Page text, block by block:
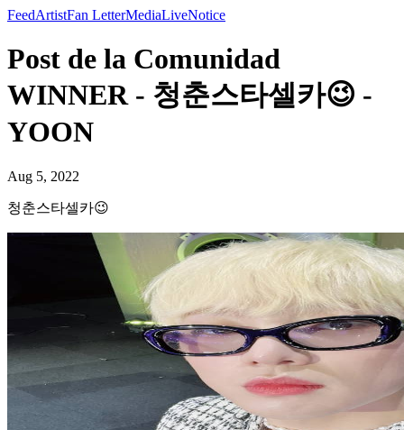
FeedArtistFan LetterMediaLiveNotice
Post de la Comunidad
WINNER - 청춘스타셀카😉 -
YOON
Aug 5, 2022
청춘스타셀카😉